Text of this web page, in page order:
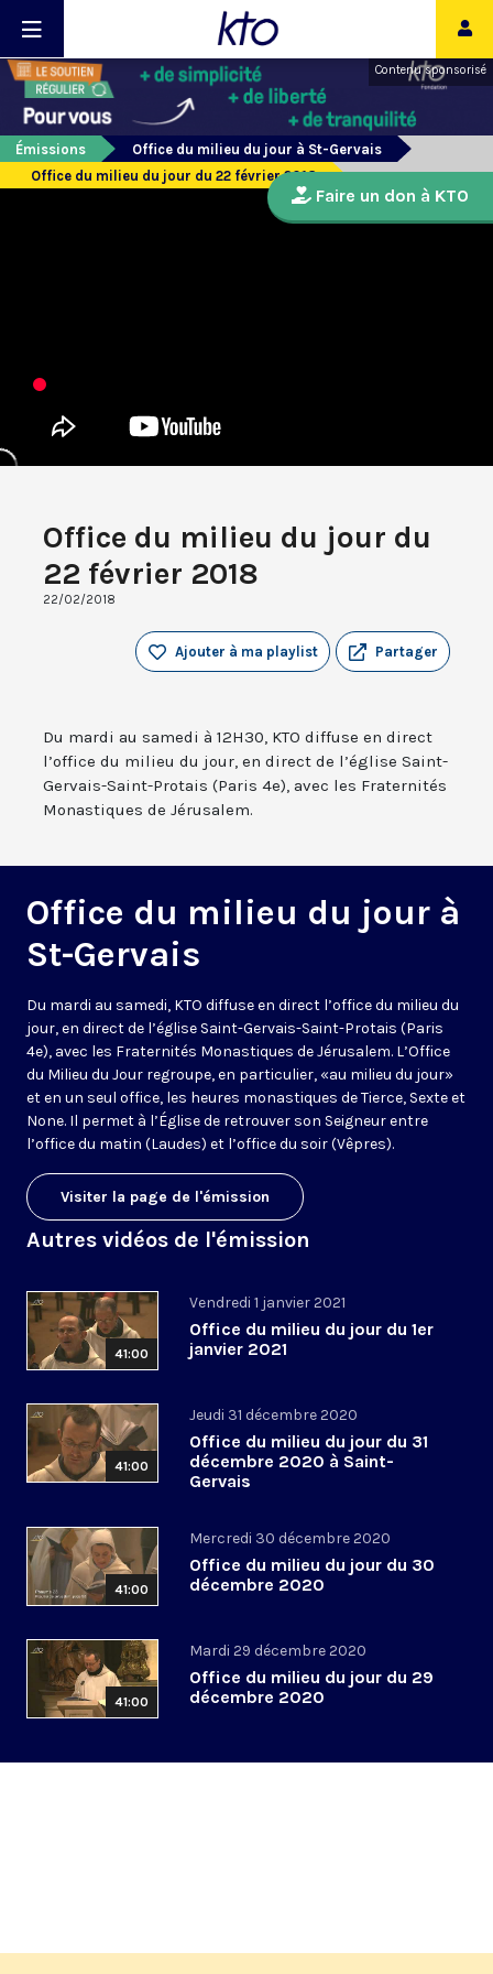
Contenu sponsorisé
Émissions
Office du milieu du jour à St-Gervais
Office du milieu du jour du 22 février 2018
Office du milieu du jour du
22 février 2018
22/02/2018
Partager
Ajouter à ma playlist
Du mardi au samedi à 12H30, KTO diffuse en direct
l’office du milieu du jour, en direct de l’église Saint-
Gervais-Saint-Protais (Paris 4e), avec les Fraternités
Monastiques de Jérusalem.
Office du milieu du jour à
St-Gervais
Du mardi au samedi, KTO diffuse en direct l’office du milieu du
jour, en direct de l’église Saint-Gervais-Saint-Protais (Paris
4e), avec les Fraternités Monastiques de Jérusalem. L’Office
du Milieu du Jour regroupe, en particulier, «au milieu du jour»
et en un seul office, les heures monastiques de Tierce, Sexte et
None. Il permet à l’Église de retrouver son Seigneur entre
l’office du matin (Laudes) et l’office du soir (Vêpres).
Visiter la page de l'émission
Autres vidéos de l'émission
41:00
Vendredi 1 janvier 2021
Office du milieu du jour du 1er
janvier 2021
41:00
Jeudi 31 décembre 2020
Office du milieu du jour du 31
décembre 2020 à Saint-
Gervais
41:00
Mercredi 30 décembre 2020
Office du milieu du jour du 30
décembre 2020
41:00
Mardi 29 décembre 2020
Office du milieu du jour du 29
décembre 2020
Faire un don à KTO